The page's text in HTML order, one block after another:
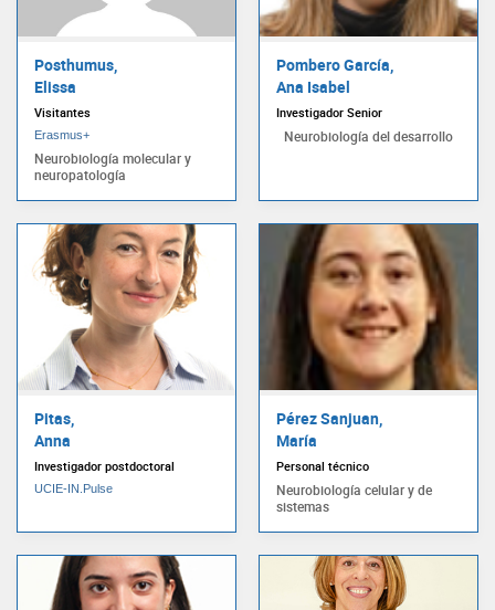
Posthumus,
Elissa
Visitantes
Erasmus+
Neurobiología molecular y
neuropatología
Pombero García,
Ana Isabel
Investigador Senior
Neurobiología del desarrollo
Pitas,
Anna
Investigador postdoctoral
UCIE-IN.Pulse
Pérez Sanjuan,
María
Personal técnico
Neurobiología celular y de
sistemas